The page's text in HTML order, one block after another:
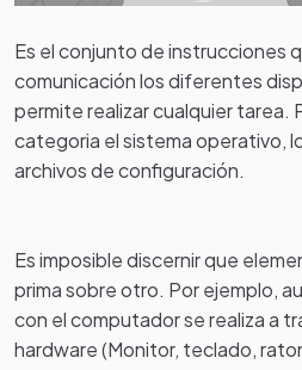
Es el conjunto de instrucciones
comunicación los diferentes
permite realizar cualquier tarea.
categoria el sistema operativo,
archivos de configuración.
Es imposible discernir que
prima sobre otro. Por ejemplo,
con el computador se realiza a
hardware (Monitor, teclado,